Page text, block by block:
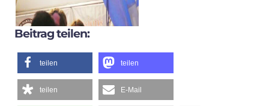
Beitrag teilen:
teilen teilen
teilen E-Mail